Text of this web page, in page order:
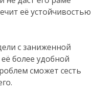
её устойчивостью
с заниженной
более удобной
сможет сесть